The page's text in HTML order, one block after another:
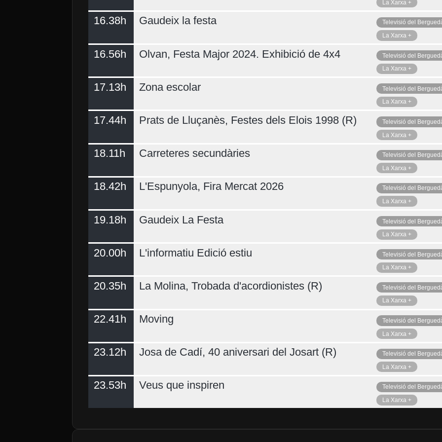
La Xarxa +
16.38h Gaudeix la festa
Televisió del
La Xarxa +
16.56h Olvan, Festa Major 2024. Exhibició de 4x4
Televisió del
La Xarxa +
17.13h Zona escolar
Televisió del
La Xarxa +
17.44h Prats de Lluçanès, Festes dels Elois 1998 (R)
Televisió del
La Xarxa +
18.11h Carreteres secundàries
Televisió del
La Xarxa +
18.42h L'Espunyola, Fira Mercat 2026
Televisió del
La Xarxa +
19.18h Gaudeix La Festa
Televisió del
La Xarxa +
20.00h L'informatiu Edició estiu
Televisió del
La Xarxa +
20.35h La Molina, Trobada d'acordionistes (R)
Televisió del
La Xarxa +
22.41h Moving
Televisió del
La Xarxa +
23.12h Josa de Cadí, 40 aniversari del Josart (R)
Televisió del
La Xarxa +
23.53h Veus que inspiren
Televisió del
La Xarxa +